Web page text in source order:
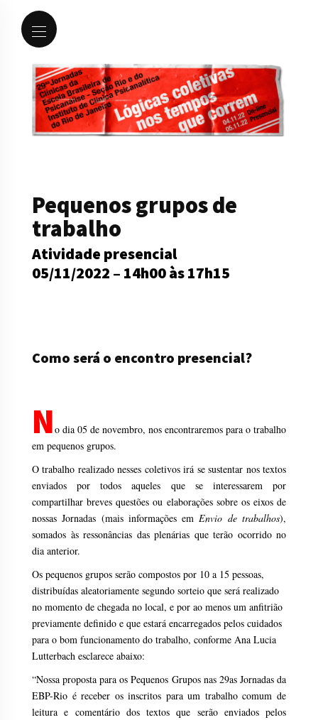
Pequenos grupos de
trabalho
Atividade presencial
05/11/2022 – 14h00 às 17h15
Como será o encontro presencial?
No dia 05 de novembro, nos encontraremos para o trabalho
em pequenos grupos.
O trabalho realizado nesses coletivos irá se sustentar nos textos
enviados por todos aqueles que se interessarem por
compartilhar breves questões ou elaborações sobre os eixos de
nossas Jornadas (mais informações em Envio de trabalhos),
somados às ressonâncias das plenárias que terão ocorrido no
dia anterior.
Os pequenos grupos serão compostos por 10 a 15 pessoas,
distribuídas aleatoriamente segundo sorteio que será realizado
no momento de chegada no local, e por ao menos um anfitrião
previamente definido e que estará encarregados pelos cuidados
para o bom funcionamento do trabalho, conforme Ana Lucia
Lutterbach esclarece abaixo:
“Nossa proposta para os Pequenos Grupos nas 29as Jornadas da
EBP-Rio é receber os inscritos para um trabalho comum de
leitura e comentário dos textos que serão enviados pelos